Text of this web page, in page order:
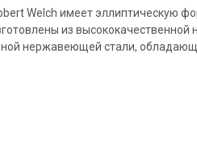
Welch имеет эллиптическую
из
нержавеющей стали,